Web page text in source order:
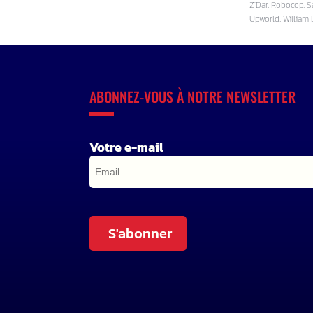
Z'Dar, Robocop,
Upworld,
ABONNEZ-VOUS À NOTRE NEWSLETTER
Votre e-mail
S'abonner